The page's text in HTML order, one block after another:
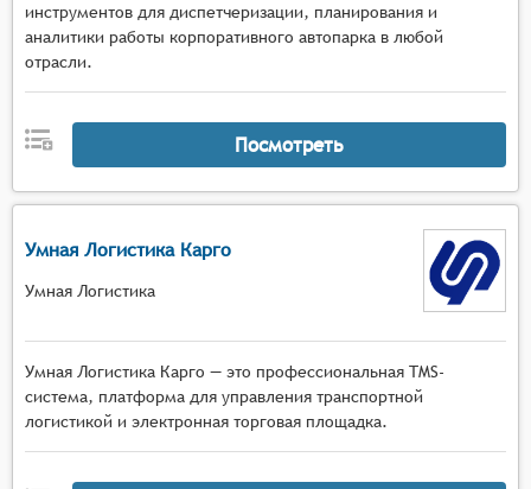
инструментов для диспетчеризации, планирования и
аналитики работы корпоративного автопарка в любой
отрасли.
Посмотреть
Умная Логистика Карго
Умная Логистика
Умная Логистика Карго — это профессиональная TMS-
система, платформа для управления транспортной
логистикой и электронная торговая площадка.